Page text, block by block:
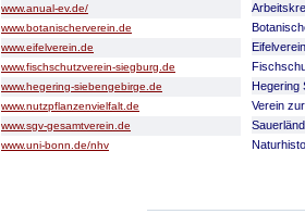
www.anual-ev.de/
www.botanischerverein.de
www.eifelverein.de Eifelverein
www.fischschutzverein-siegburg.de
www.hegering-siebengebirge.de Hegering
www.nutzpflanzenvielfalt.de Verein
www.sgv-gesamtverein.de
www.uni-bonn.de/nhv